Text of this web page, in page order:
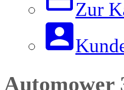
Zur
Automower